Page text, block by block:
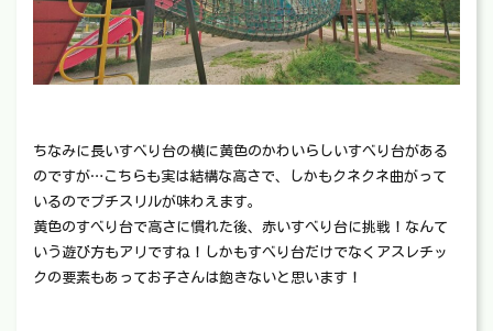
ちなみに長いすべり台の横に黄色のかわいらしいすべり台がある
のですが…こちらも実は結構な高さで、しかもクネクネ曲がって
いるのでプチスリルが味わえます。
黄色のすべり台で高さに慣れた後、赤いすべり台に挑戦！なんて
いう遊び方もアリですね！しかもすべり台だけでなくアスレチッ
クの要素もあってお子さんは飽きないと思います！